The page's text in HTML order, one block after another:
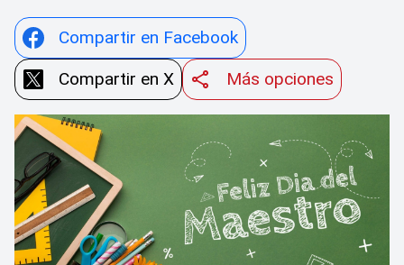
Compartir en Facebook
Compartir en X
Más opciones